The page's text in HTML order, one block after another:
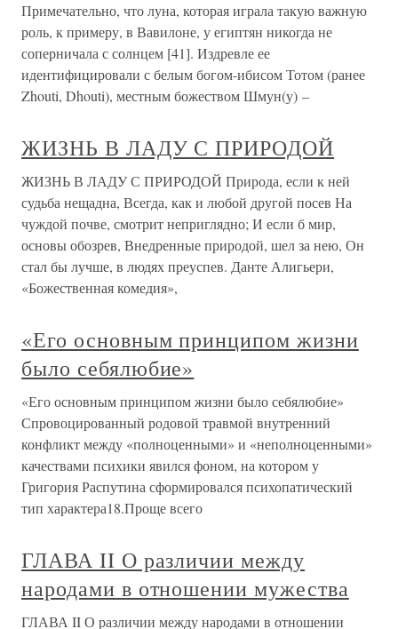
Примечательно, что луна, которая играла такую важную
роль, к примеру, в Вавилоне, у египтян никогда не
соперничала с солнцем [41]. Издревле ее
идентифицировали с белым богом-ибисом Тотом (ранее
Zhouti, Dhouti), местным божеством Шмун(у) –
ЖИЗНЬ В ЛАДУ С ПРИРОДОЙ
ЖИЗНЬ В ЛАДУ С ПРИРОДОЙ Природа, если к ней
судьба нещадна, Всегда, как и любой другой посев На
чуждой почве, смотрит неприглядно; И если б мир,
основы обозрев, Внедренные природой, шел за нею, Он
стал бы лучше, в людях преуспев. Данте Алигьери,
«Божественная комедия»,
«Его основным принципом жизни
было себялюбие»
«Его основным принципом жизни было себялюбие»
Спровоцированный родовой травмой внутренний
конфликт между «полноценными» и «неполноценными»
качествами психики явился фоном, на котором у
Григория Распутина сформировался психопатический
тип характера18.Проще всего
ГЛАВА II О различии между
народами в отношении мужества
ГЛАВА II О различии между народами в отношении